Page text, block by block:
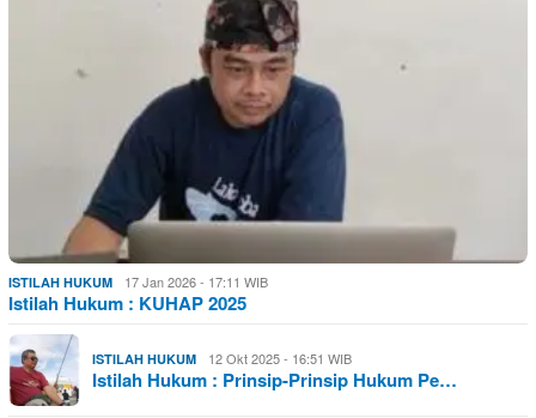
ISTILAH HUKUM 17 Jan 2026 - 17:11 WIB
Istilah Hukum : KUHAP 2025
ISTILAH HUKUM 12 Okt 2025 - 16:51 WIB
Istilah Hukum : Prinsip-Prinsip Hukum Pe…